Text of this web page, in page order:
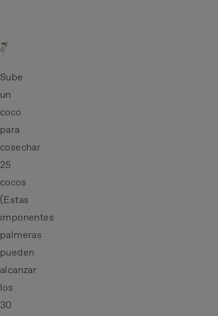
Sube
un
coco
para
cosechar
25
cocos
(Estas
imponentes
palmeras
pueden
alcanzar
los
30